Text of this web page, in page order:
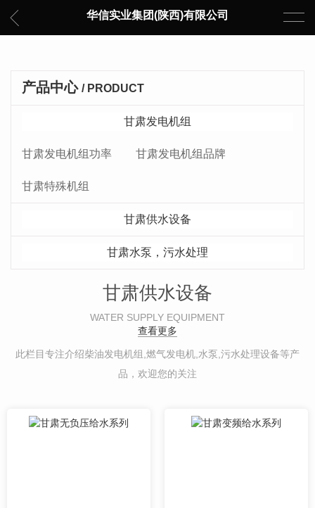
华信实业集团(陕西)有限公司
产品中心 / PRODUCT
甘肃发电机组
甘肃发电机组功率 甘肃发电机组品牌
甘肃特殊机组
甘肃供水设备
甘肃水泵，污水处理
甘肃供水设备
WATER SUPPLY EQUIPMENT
查看更多
此栏目专注介绍柴油发电机组,燃气发电机,水泵,污水处理设备等产
品，欢迎您的关注